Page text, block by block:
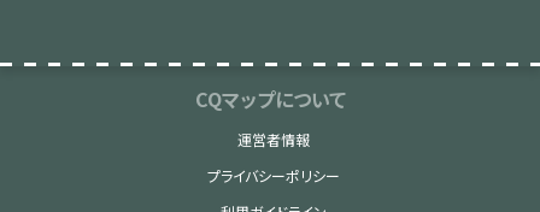
CQマップについて
運営者情報
プライバシーポリシー